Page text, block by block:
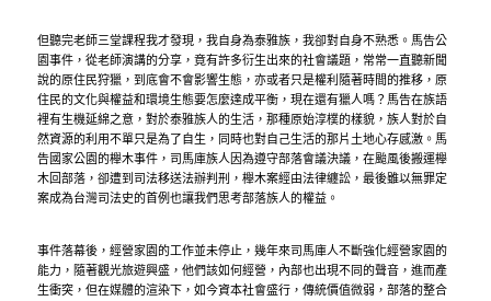
但聽完老師三堂課程我才發現，我自身為泰雅族，我卻對自身不熟悉。馬告公
園事件，從老師演講的分享，竟有許多衍生出來的社會議題，常常一直聽新聞
說的原住民狩獵，到底會不會影響生態，亦或者只是權利隨著時間的推移，原
住民的文化與權益和環境生態要怎麼達成平衡，現在還有獵人嗎？馬告在族語
裡有生機延綿之意，對於泰雅族人的生活，那種原始淳樸的樣貌，族人對於自
然資源的利用不單只是為了自生，同時也對自己生活的那片土地心存感激。馬
告國家公園的櫸木事件，司馬庫族人因為遵守部落會議決議，在颱風後搬運櫸
木回部落，卻遭到司法移送法辦判刑，櫸木案經由法律纏訟，最後雖以無罪定
案成為台灣司法史的首例也讓我們思考部落族人的權益。
事件落幕後，經營家園的工作並未停止，幾年來司馬庫人不斷強化經營家園的
能力，隨著觀光旅遊興盛，他們該如何經營，內部也出現不同的聲音，進而產
生衝突，但在媒體的渲染下，如今資本社會盛行，傳統價值微弱，部落的整合